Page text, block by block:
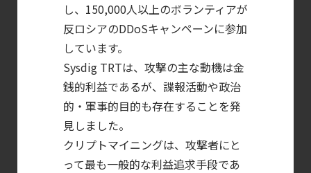
のための Headless
Cloud Security
ガイド
【ブログ】
｜
計画フェーズで失敗しない統合プラットフォ
【ブログ】AI が
し、150,000人以上のボランティアが
反ロシアのDDoSキャンペーンに参加
しています。
Sysdig TRTは、攻撃の主な動機は金
銭的利益であるが、諜報活動や政治
的・軍事的目的も存在することを発
見しました。
クリプトマイニングは、攻撃者にと
って最も一般的な利益追求手段であ